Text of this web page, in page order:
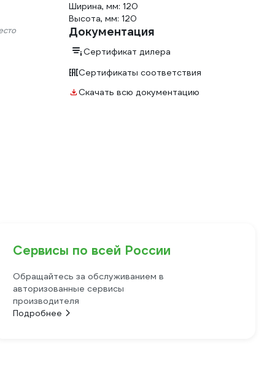
Ширина, мм: 120
Высота, мм: 120
Документация
Сертификат дилера
Сертификаты соответствия
Скачать всю документацию
Сервисы по всей России
Обращайтесь за обслуживанием в
авторизованные сервисы
производителя
Подробнее